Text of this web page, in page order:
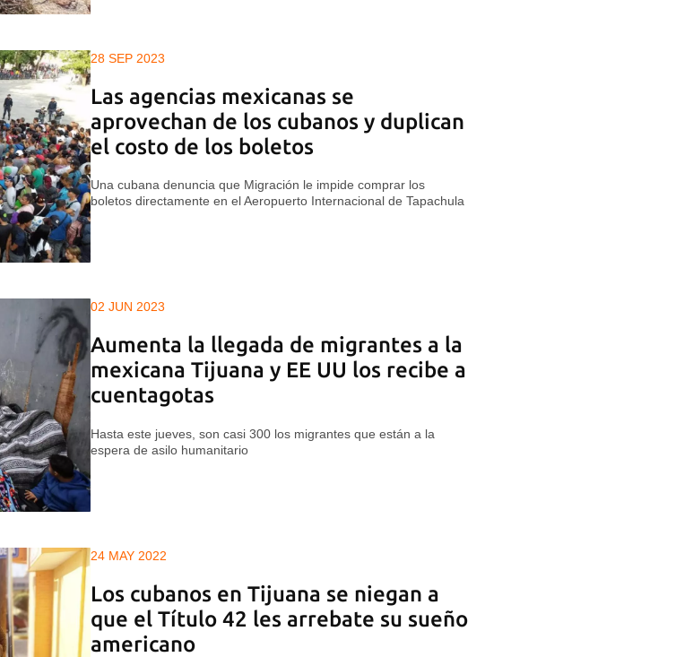
28 SEP 2023
Las agencias mexicanas se
aprovechan de los cubanos y duplican
el costo de los boletos
Una cubana denuncia que Migración le impide comprar los
boletos directamente en el Aeropuerto Internacional de Tapachula
02 JUN 2023
Aumenta la llegada de migrantes a la
mexicana Tijuana y EE UU los recibe a
cuentagotas
Hasta este jueves, son casi 300 los migrantes que están a la
espera de asilo humanitario
24 MAY 2022
Los cubanos en Tijuana se niegan a
que el Título 42 les arrebate su sueño
americano